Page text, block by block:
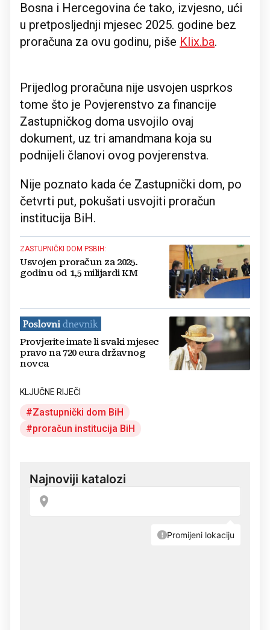
Bosna i Hercegovina će tako, izvjesno, ući
u pretposljednji mjesec 2025. godine bez
proračuna za ovu godinu, piše Klix.ba.
Prijedlog proračuna nije usvojen usprkos
tome što je Povjerenstvo za financije
Zastupničkog doma usvojilo ovaj
dokument, uz tri amandmana koja su
podnijeli članovi ovog povjerenstva.
Nije poznato kada će Zastupnički dom, po
četvrti put, pokušati usvojiti proračun
institucija BiH.
ZASTUPNIČKI DOM PSBIH:
Usvojen proračun za 2025.
godinu od 1,5 milijardi KM
Provjerite imate li svaki mjesec
pravo na 720 eura državnog
novca
KLJUČNE RIJEČI
Zastupnički dom BiH
proračun institucija BiH